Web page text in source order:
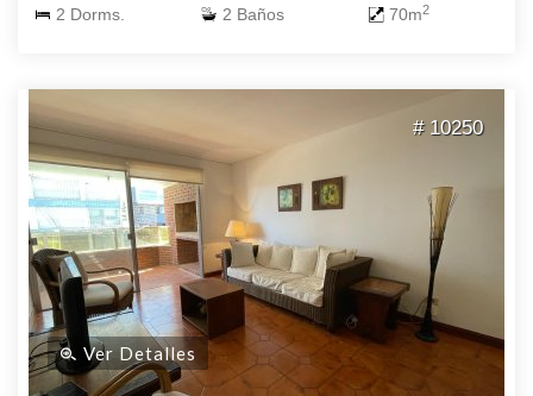
2 Dorms. 2 Baños 70m2
# 10250
Ver Detalles